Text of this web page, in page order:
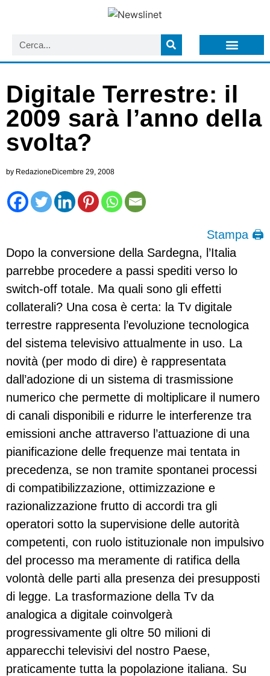
Digitale Terrestre: il
2009 sarà l’anno della
svolta?
by RedazioneDicembre 29, 2008
Stampa 🖨
Dopo la conversione della Sardegna, l’Italia
parrebbe procedere a passi spediti verso lo
switch-off totale. Ma quali sono gli effetti
collaterali? Una cosa è certa: la Tv digitale
terrestre rappresenta l’evoluzione tecnologica
del sistema televisivo attualmente in uso. La
novità (per modo di dire) è rappresentata
dall’adozione di un sistema di trasmissione
numerico che permette di moltiplicare il numero
di canali disponibili e ridurre le interferenze tra
emissioni anche attraverso l’attuazione di una
pianificazione delle frequenze mai tentata in
precedenza, se non tramite spontanei processi
di compatibilizzazione, ottimizzazione e
razionalizzazione frutto di accordi tra gli
operatori sotto la supervisione delle autorità
competenti, con ruolo istituzionale non impulsivo
del processo ma meramente di ratifica della
volontà delle parti alla presenza dei presupposti
di legge. La trasformazione della Tv da
analogica a digitale coinvolgerà
progressivamente gli oltre 50 milioni di
apparecchi televisivi del nostro Paese,
praticamente tutta la popolazione italiana. Su